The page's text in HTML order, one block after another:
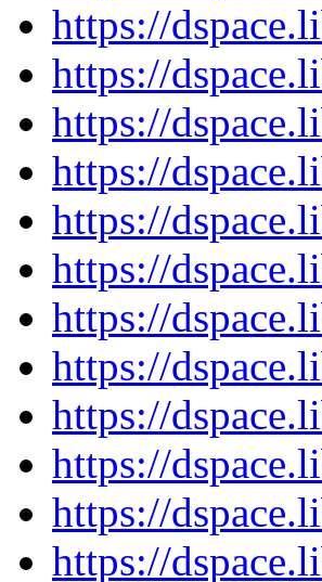
https://
https://
https://
https://
https://
https://
https://
https://
https://
https://
https://
https://